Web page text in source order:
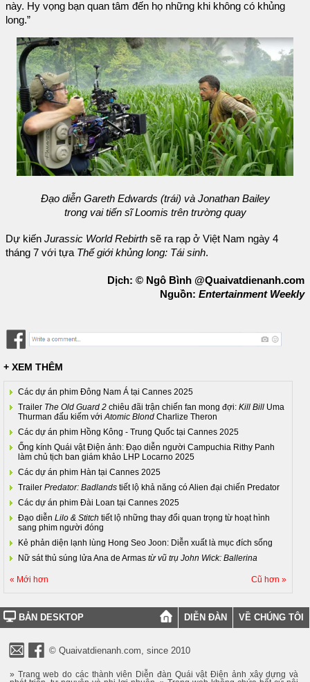
này. Hy vọng bạn quan tâm đến họ những khi không có khủng
long.”
Đạo diễn Gareth Edwards (trái) và Jonathan Bailey
trong vai tiến sĩ Loomis trên trường quay
Dự kiến Jurassic World Rebirth sẽ ra rạp ở Việt Nam ngày 4
tháng 7 với tựa Thế giới khủng long: Tái sinh.
Dịch: © Ngô Bình @Quaivatdienanh.com
Nguồn: Entertainment Weekly
+ XEM THÊM
Các dự án phim Đông Nam Á tại Cannes 2025
Trailer The Old Guard 2 chiêu đãi trận chiến fan mong đợi: Kill Bill Uma
Thurman đấu kiếm vớiAtomic Blond Charlize Theron
Các dự án phim Hồng Kông - Trung Quốc tại Cannes 2025
Ống kính Quái vật Điện ảnh: Đạo diễn người Campuchia Rithy Panh
làm chủ tịch ban giám khảo LHP Locarno 2025
Các dự án phim Hàn tại Cannes 2025
Trailer Predator: Badlands tiết lộ khả năng có Alien đại chiến Predator
Các dự án phim Đài Loan tại Cannes 2025
Đạo diễn Lilo & Stitch tiết lộ những thay đổi quan trọng từ hoạt hình
sang phim người đóng
Kẻ phản diện lạnh lùng Hong Seo Joon: Diễn xuất là mục đích sống
Nữ sát thủ súng lửa Ana de Armas từ vũ trụ John Wick: Ballerina
« Mới hơn Cũ hơn »
BẢN DESKTOP DIỄN ĐÀN VỀ CHÚNG TÔI
© Quaivatdienanh.com, since 2010
» Trang web do các thành viên Diễn đàn Quái vật Điện ảnh xây dựng và